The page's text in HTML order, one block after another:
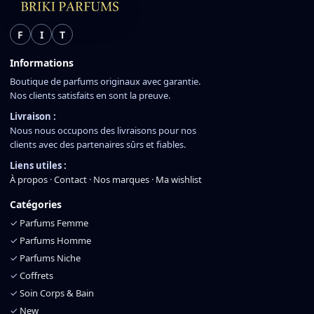
F I T
Informations
Boutique de parfums originaux avec garantie.
Nos clients satisfaits en sont la preuve.
Livraison :
Nous nous occupons des livraisons pour nos
clients avec des partenaires sûrs et fiables.
Liens utiles :
À propos ·Contact · Nos marques · Ma wishlist
Catégories
✓ Parfums Femme
✓ Parfums Homme
✓ Parfums Niche
✓ Coffrets
✓ Soin Corps & Bain
✓ New